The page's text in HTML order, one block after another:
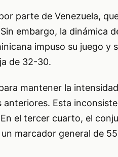
parte de Venezuela,
embargo, la dinámica
impuso su juego y
de 32-30.
mantener la
Esta
el tercer cuarto, el
marcador general de